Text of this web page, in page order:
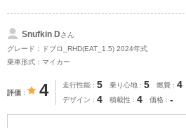
Snufkin Dさん
グレード：ドブロ_RHD(EAT_1.5) 2024年式
乗車形式：マイカー
評価 4 走行性能 5 乗り心地 5 燃費 4
デザイン 4 積載性 4 価格 -